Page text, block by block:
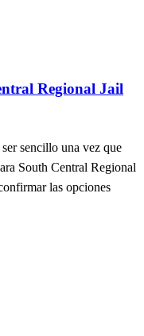
Regional Jail
sencillo una vez que
South Central Regional
las opciones